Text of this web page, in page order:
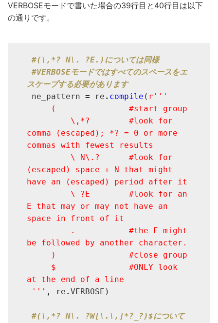
VERBOSEモードで書いた場合の39行目と40行目は以下
の通りです。
#(\,*? N\. ?E.)については同様
#VERBOSEモードではすべてのスペースをエ
スケープする必要があります
ne_pattern = re . compile ( r'''
comma (escaped); *? = 0 or more
commas with fewest results
(escaped) space + N that might
have an (escaped) period after it
E that may or may not have an
space in front of it
be followed by another character.
at the end of a line
''' , re . VERBOSE)
#(\,*? N\. ?W[\.\,]*?_?)$について